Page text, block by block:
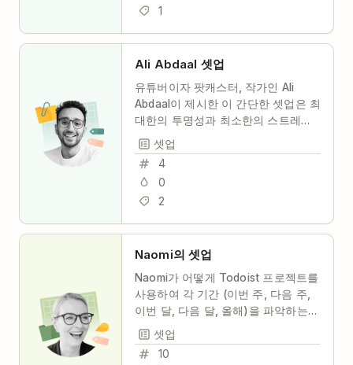
1
Ali Abdaal 셋업
유튜버이자 팟캐스터, 작가인 Ali
Abdaal이 제시한 이 간단한 셋업은 최
대한의 투명성과 최소한의 스트레스
로 당신과 당신의 팀이 공동 작업하고
생산성을 유지하는 데 도움이 될 것입
니다.
셋업
4
0
2
Naomi의 셋업
Naomi가 어떻게 Todoist 프로젝트를
사용하여 각 기간 (이번 주, 다음 주,
이번 달, 다음 달, 올해)을 파악하는
지 살펴보세요.
셋업
10